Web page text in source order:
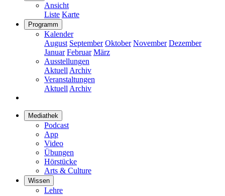
Ansicht
Liste Karte
Programm
Kalender
August September Oktober November Dezember
Januar Februar März
Ausstellungen
Aktuell Archiv
Veranstaltungen
Aktuell Archiv
Mediathek
Podcast
App
Video
Übungen
Hörstücke
Arts & Culture
Wissen
Lehre